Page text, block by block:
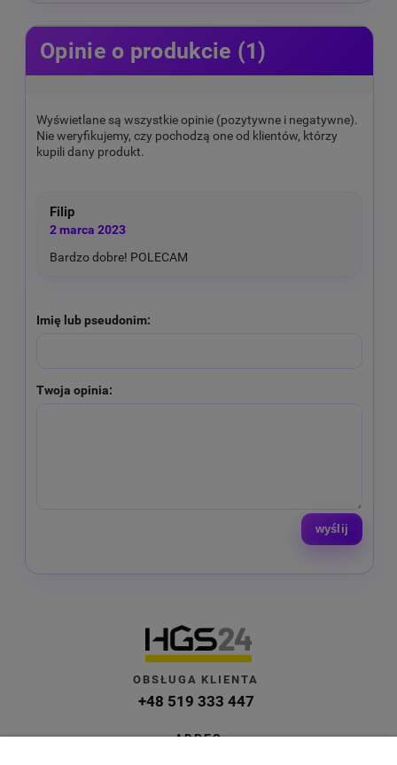
Opinie o produkcie (1)
Wyświetlane są wszystkie opinie (pozytywne i negatywne).
Nie weryfikujemy, czy pochodzą one od klientów, którzy
kupili dany produkt.
Filip
2 marca 2023
Bardzo dobre! POLECAM
Imię lub pseudonim:
Twoja opinia:
wyślij
OBSŁUGA KLIENTA
+48 519 333 447
ADRES